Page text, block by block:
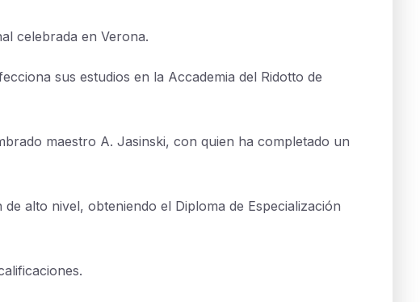
celebrada en Verona.
sus estudios en la Accademia del Ridotto de
maestro A. Jasinski, con quien ha completado un
de alto nivel, obteniendo el Diploma de Especialización